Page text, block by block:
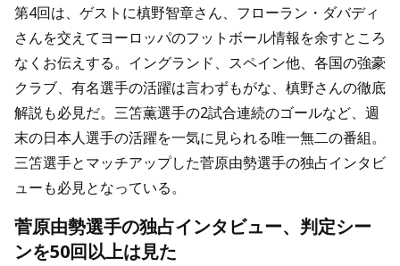
第4回は、ゲストに槙野智章さん、フローラン・ダバディ
さんを交えてヨーロッパのフットボール情報を余すところ
なくお伝えする。イングランド、スペイン他、各国の強豪
クラブ、有名選手の活躍は言わずもがな、槙野さんの徹底
解説も必見だ。三笘薫選手の2試合連続のゴールなど、週
末の日本人選手の活躍を一気に見られる唯一無二の番組。
三笘選手とマッチアップした菅原由勢選手の独占インタビ
ューも必見となっている。
菅原由勢選手の独占インタビュー、判定シー
ンを50回以上は見た